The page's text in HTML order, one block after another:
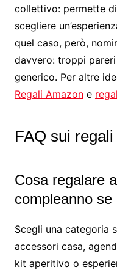
collettivo: permette
scegliere
quel caso, però,
davvero: troppi
generico. Per altre
Regali Amazone
FAQ sui
Cosa regalare
compleanno
Scegli una categoria
accessori casa,
kit aperitivo o